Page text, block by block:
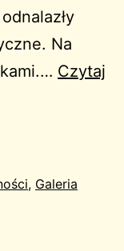
Na
Czytaj
, Galeria